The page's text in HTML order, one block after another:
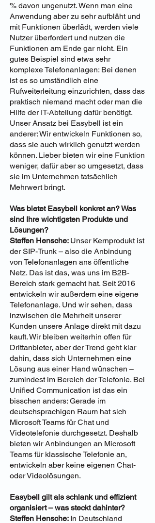
% davon ungenutzt. Wenn man eine
Anwendung aber zu sehr aufbläht und
mit Funktionen überlädt, werden viele
Nutzer überfordert und nutzen die
Funktionen am Ende gar nicht. Ein
gutes Beispiel sind etwa sehr
komplexe Telefonanlagen: Bei denen
ist es so umständlich eine
Rufweiterleitung einzurichten, dass das
praktisch niemand macht oder man die
Hilfe der IT-Abteilung dafür benötigt.
Unser Ansatz bei Easybell ist ein
anderer: Wir entwickeln Funktionen so,
dass sie auch wirklich genutzt werden
können. Lieber bieten wir eine Funktion
weniger, dafür aber so umgesetzt, dass
sie im Unternehmen tatsächlich
Mehrwert bringt.
Was bietet Easybell konkret an? Was
sind Ihre wichtigsten Produkte und
Lösungen?
Steffen Hensche: Unser Kernprodukt ist
der SIP-Trunk – also die Anbindung
von Telefonanlagen ans öffentliche
Netz. Das ist das, was uns im B2B-
Bereich stark gemacht hat. Seit 2016
entwickeln wir außerdem eine eigene
Telefonanlage. Und wir sehen, dass
inzwischen die Mehrheit unserer
Kunden unsere Anlage direkt mit dazu
kauft. Wir bleiben weiterhin offen für
Drittanbieter, aber der Trend geht klar
dahin, dass sich Unternehmen eine
Lösung aus einer Hand wünschen –
zumindest im Bereich der Telefonie. Bei
Unified Communication ist das ein
bisschen anders: Gerade im
deutschsprachigen Raum hat sich
Microsoft Teams für Chat und
Videotelefonie durchgesetzt. Deshalb
bieten wir Anbindungen an Microsoft
Teams für klassische Telefonie an,
entwickeln aber keine eigenen Chat-
oder Videolösungen.
Easybell gilt als schlank und effizient
organisiert – was steckt dahinter?
Steffen Hensche: In Deutschland